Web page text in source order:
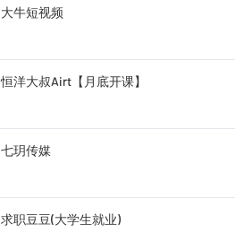
大牛短视频
恒洋大叔Airt【月底开课】
七玥传媒
求职豆豆(大学生就业)